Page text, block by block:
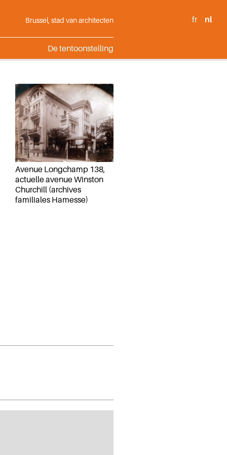
Brussel, stad van architecten
De tentoonstelling
fr nl
Avenue Longchamp 138,
actuelle avenue Winston
Churchill (archives
familiales Hamesse)